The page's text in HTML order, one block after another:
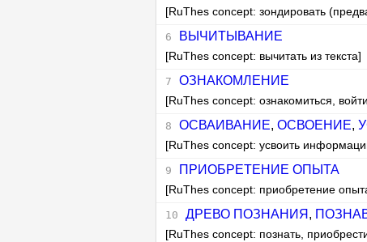
[RuThes concept: зондировать
ВЫЧИТЫВАНИЕ
[RuThes concept: вычитать из текста]
ОЗНАКОМЛЕНИЕ
[RuThes concept: ознакомиться,
ОСВАИВАНИЕ, ОСВОЕНИЕ,
[RuThes concept: усвоить
ПРИОБРЕТЕНИЕ ОПЫТА
[RuThes concept: приобретение
ДРЕВО ПОЗНАНИЯ ,
[RuThes concept: познать,